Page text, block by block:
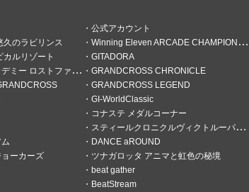
うすけロッタ
前 アニマロッタを中心に遊んでいます。
アスト
1ヶ月前
とにかくこれはすごい
公式アカウント
久のラビリンス
Winning Eleven ARCADE CHAMPIONSHIP
カルリゾート
GITADORA
ロストファンタリウム
GRANDCROSS CHRONICLE
GRANDCROSS LEGEND
GI-WorldClassic
コナステ メダルコーナー
スティールクロニクルヴィクトルーパーズ
DANCE aROUND
ーカーズ
ツナガロッタ アニマと虹色の秘境
beat gather
BeatStream